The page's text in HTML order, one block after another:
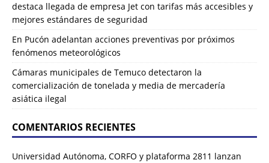
destaca llegada de empresa Jet con tarifas más accesibles y
mejores estándares de seguridad
En Pucón adelantan acciones preventivas por próximos
fenómenos meteorológicos
Cámaras municipales de Temuco detectaron la
comercialización de tonelada y media de mercadería
asiática ilegal
COMENTARIOS RECIENTES
Universidad Autónoma, CORFO y plataforma 2811 lanzan